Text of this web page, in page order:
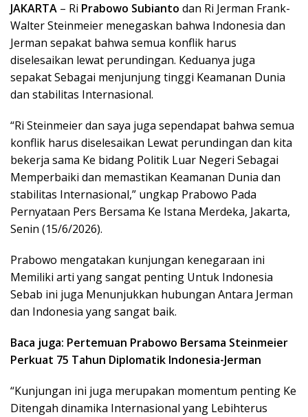
JAKARTA – Ri Prabowo Subianto dan Ri Jerman Frank-
Walter Steinmeier menegaskan bahwa Indonesia dan
Jerman sepakat bahwa semua konflik harus
diselesaikan lewat perundingan. Keduanya juga
sepakat Sebagai menjunjung tinggi Keamanan Dunia
dan stabilitas Internasional.
“Ri Steinmeier dan saya juga sependapat bahwa semua
konflik harus diselesaikan Lewat perundingan dan kita
bekerja sama Ke bidang Politik Luar Negeri Sebagai
Memperbaiki dan memastikan Keamanan Dunia dan
stabilitas Internasional,” ungkap Prabowo Pada
Pernyataan Pers Bersama Ke Istana Merdeka, Jakarta,
Senin (15/6/2026).
Prabowo mengatakan kunjungan kenegaraan ini
Memiliki arti yang sangat penting Untuk Indonesia
Sebab ini juga Menunjukkan hubungan Antara Jerman
dan Indonesia yang sangat baik.
Baca juga: Pertemuan Prabowo Bersama Steinmeier
Perkuat 75 Tahun Diplomatik Indonesia-Jerman
“Kunjungan ini juga merupakan momentum penting Ke
Ditengah dinamika Internasional yang Lebihterus